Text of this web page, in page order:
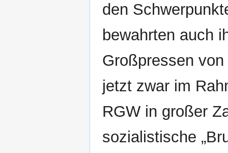
den
bewahrten auch
Großpressen
jetzt zwar im
RGW in großer
sozialistische